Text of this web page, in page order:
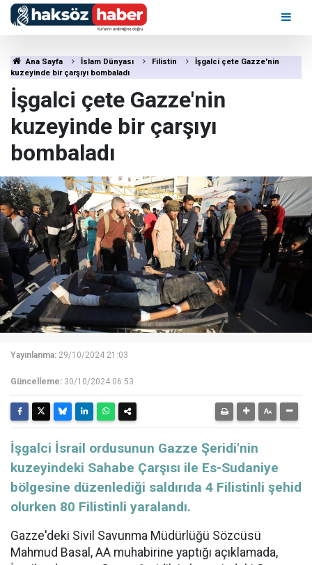
Ana Sayfa İslam Dünyası Filistin
İşgalci çete Gazze'nin
kuzeyinde bir çarşıyı bombaladı
İşgalci çete Gazze'nin
kuzeyinde bir çarşıyı
bombaladı
Yayınlanma: 29/10/2024 21:03
Güncelleme: 30/10/2024 06:53
İşgalci İsrail ordusunun Gazze Şeridi'nin
kuzeyindeki Sahabe Çarşısı ile Es-Sudaniye
bölgesine düzenlediği saldırıda 4 Filistinli şehid
olurken 80 Filistinli yaralandı.
Gazze'deki Sivil Savunma Müdürlüğü Sözcüsü
Mahmud Basal, AA muhabirine yaptığı açıklamada,